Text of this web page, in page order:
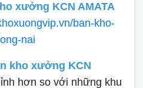
xưởng KCN AMATA
ban-kho-
nai
kho xưởng KCN
hơn so với những khu